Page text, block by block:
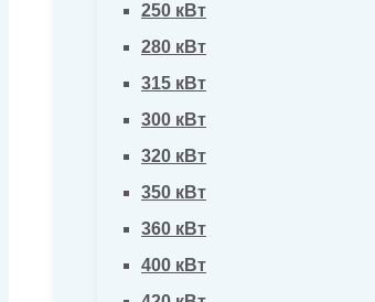
250 кВт
280 кВт
315 кВт
300 кВт
320 кВт
350 кВт
360 кВт
400 кВт